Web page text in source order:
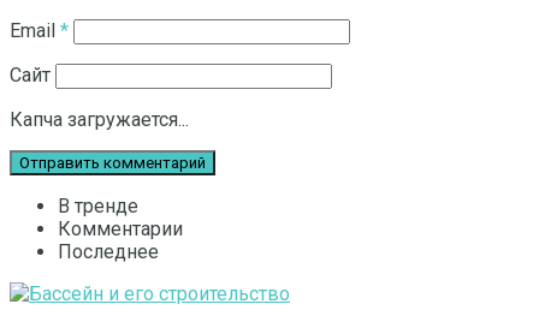
Email *
Сайт
Капча загружается...
В тренде
Комментарии
Последнее